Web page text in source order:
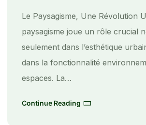
Le Paysagisme, Une Révolution
paysagisme joue un rôle crucial
seulement dans l’esthétique
dans la fonctionnalité
espaces. La…
Continue Reading